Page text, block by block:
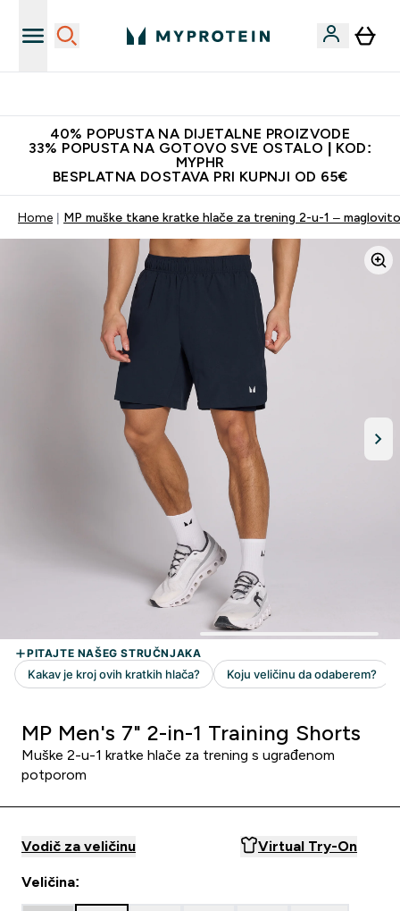
40% POPUSTA NA DIJETALNE PROIZVODE
33% POPUSTA NA GOTOVO SVE OSTALO | KOD:
MYPHR
BESPLATNA DOSTAVA PRI KUPNJI OD 65€
Home MP muške tkane kratke hlače za trening 2-u-1 –
MP Men's 7" 2-in-1 Training Shorts
Muške 2-u-1 kratke hlače za trening s ugrađenom
potporom
Vodič za veličinu Virtual Try-On
Veličina: